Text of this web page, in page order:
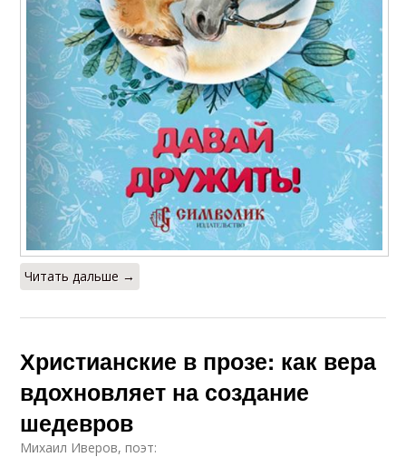
Читать дальше →
Христианские в прозе: как вера
вдохновляет на создание
шедевров
Михаил Иверов, поэт: